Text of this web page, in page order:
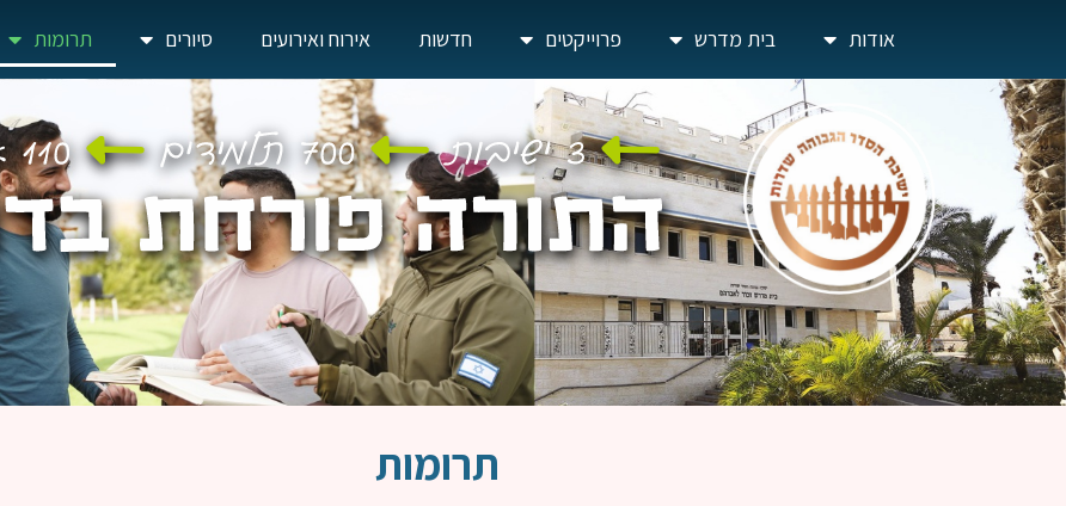
אודות בית מדרש פרוייקטים חדשות אירוח ואירועים סיורים תרומות
תרומות